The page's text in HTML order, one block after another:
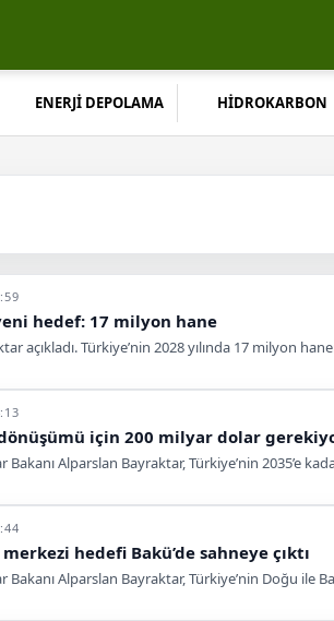
ENERJİ DEPOLAMA HİDROKARBON
hedef: 17 milyon hane
açıkladı. Türkiye’nin 2028 yılında 17 milyon
için 200 milyar dolar
Bakanı Alparslan Bayraktar, Türkiye’nin 2035’e
hedefi Bakü’de sahneye çıktı
Bakanı Alparslan Bayraktar, Türkiye’nin Doğu ile